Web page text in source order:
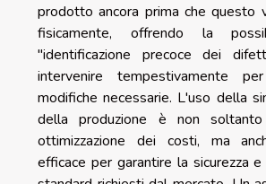
prodotto ancora prima che questo
fisicamente, offrendo la
"identificazione precoce dei
intervenire tempestivamente
modifiche necessarie. L'uso della
della produzione è non
ottimizzazione dei costi, ma
efficace per garantire la sicurezza